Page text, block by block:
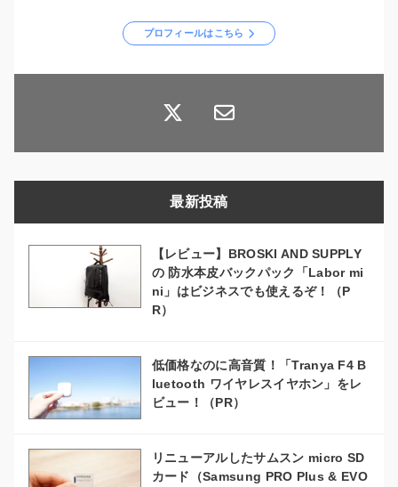
プロフィールはこちら
最新投稿
【レビュー】BROSKI AND SUPPLY
の 防水本皮バックパック「Labor mi
ni」はビジネスでも使えるぞ！（P
R）
低価格なのに高音質！「Tranya F4 B
luetooth ワイヤレスイヤホン」をレ
ビュー！（PR）
リニューアルしたサムスン micro SD
カード（Samsung PRO Plus & EVO